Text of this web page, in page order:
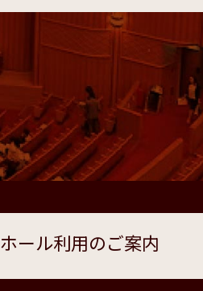
ホール利用のご案内